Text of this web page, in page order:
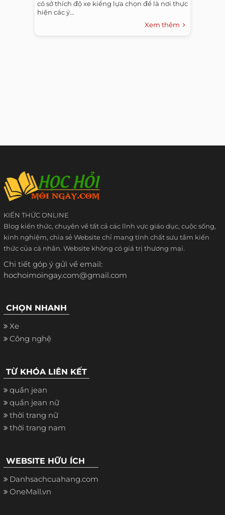
có sở thích độ xe kiểng lựa chọn để là nơi thực
hiện các ý...
Xem thêm
KIẾN THỨC ONLINE
Blog kiến thức, chuyên về tất cả các lĩnh vực giáo dục, cuộc sống,
kinh nghiệm, chia sẻ Website chỉ mang tính chất sưu tầm kiến
thức của cá nhân. Website không có giá trị thương mại.
Chi tiết góp ý gửi về email:
hochoimoingay.com@gmail.com
CHỌN NHANH
Xe
Công nghệ
TỪ KHÓA LIÊN KẾT
quần jean
quần jean nữ
thời trang nữ
thời trang nam
WEBSITE HỮU ÍCH
Danhsachcuahang.com
OneMall.vn